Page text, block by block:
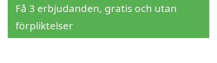
Få 3 erbjudanden, gratis och utan
förpliktelser